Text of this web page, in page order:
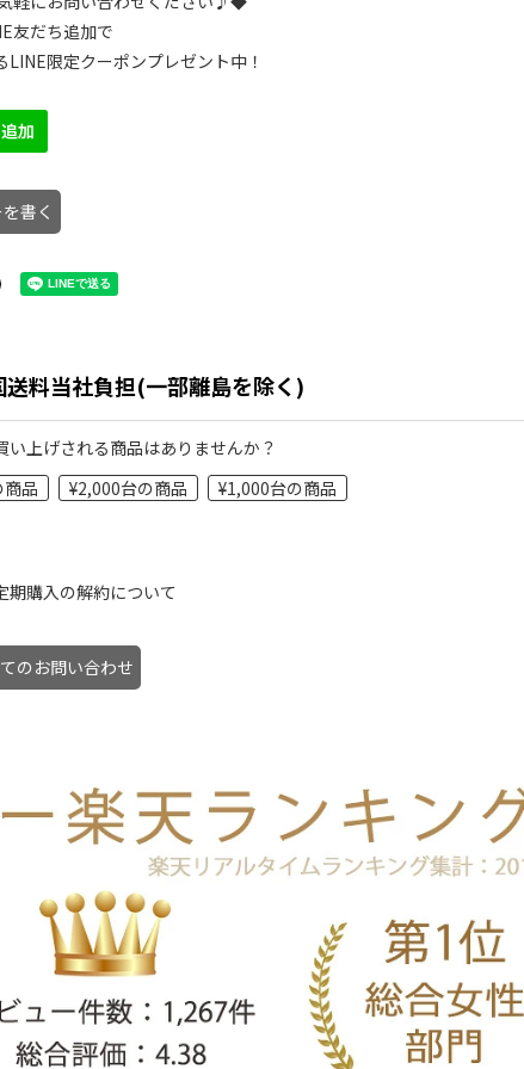
友だち追加で
LINE限定クーポンプレゼント中！
書く
送料当社負担(一部離島を除く)
い上げされる商品はありませんか？
品
¥2,000台の商品 ¥1,000台の商品
期購入の解約について
のお問い合わせ